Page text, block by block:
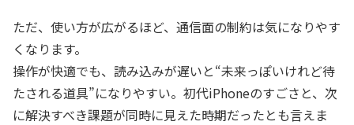
ただ、使い方が広がるほど、通信面の制約は気になりやす
くなります。
操作が快適でも、読み込みが遅いと“未来っぽいけれど待
たされる道具”になりやすい。初代iPhoneのすごさと、次
に解決すべき課題が同時に見えた時期だったとも言えま